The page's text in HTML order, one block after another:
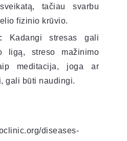
tačiau svarbu
fizinio krūvio.
Kadangi stresas gali
ligą, streso mažinimo
meditacija, joga ar
gali būti naudingi.
diseases-